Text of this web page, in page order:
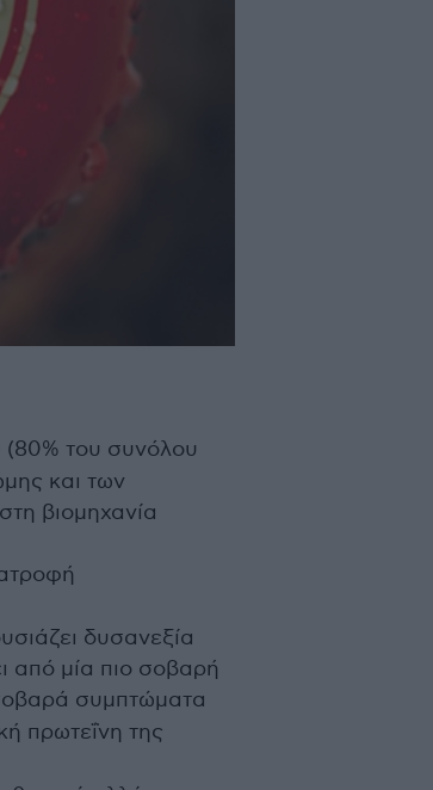
(80% του συνόλου
και των
βιομηχανία
δυσανεξία
από μία πιο σοβαρή
συμπτώματα
πρωτεΐνη της